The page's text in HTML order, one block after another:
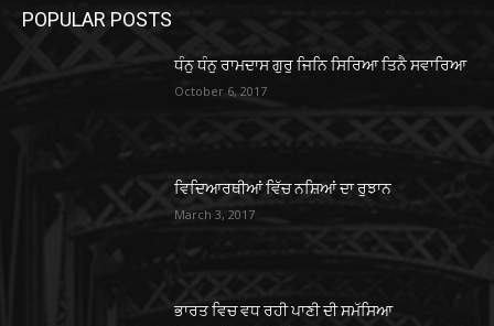
POPULAR POSTS
ਧੰਨੁ ਧੰਨੁ ਰਾਮਦਾਸ ਗੁਰੁ ਜਿਨਿ ਸਿਰਿਆ ਤਿਨੈ ਸਵਾਰਿਆ
October 6, 2017
ਵਿਦਿਆਰਥੀਆਂ ਵਿੱਚ ਨਸ਼ਿਆਂ ਦਾ ਰੁਝਾਨ
March 3, 2017
ਭਾਰਤ ਵਿਚ ਵਧ ਰਹੀ ਪਾਣੀ ਦੀ ਸਮੱਸਿਆ